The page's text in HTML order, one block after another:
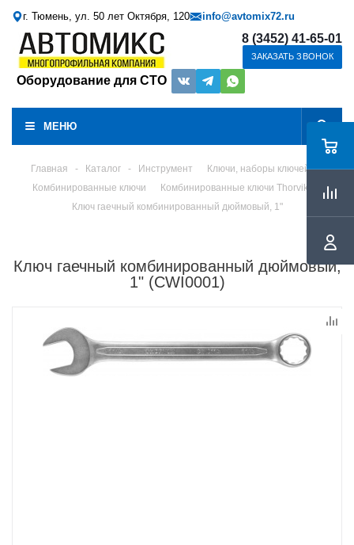
г. Тюмень, ул. 50 лет Октября, 120 info@avtomix72.ru
Оборудование для СТО
8 (3452) 41-65-01
ЗАКАЗАТЬ ЗВОНОК
МЕНЮ
Главная - Каталог - Инструмент
Ключи, наборы ключей
Комбинированные ключи
Комбинированные ключи Thorvik
Ключ гаечный комбинированный дюймовый, 1"
Ключ гаечный комбинированный дюймовый,
1" (CWI0001)